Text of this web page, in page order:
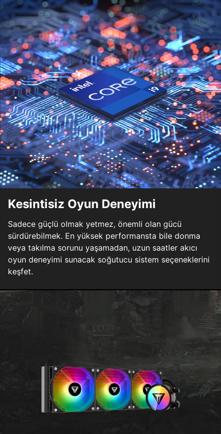
Kesintisiz Oyun Deneyimi
Sadece güçlü olmak yetmez, önemli olan gücü
sürdürebilmek. En yüksek performansta bile donma
veya takılma sorunu yaşamadan, uzun saatler akıcı
oyun deneyimi sunacak soğutucu sistem seçeneklerini
keşfet.